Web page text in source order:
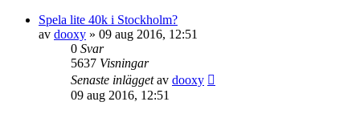
Spela lite 40k i Stockholm?
av dooxy » 09 aug 2016, 12:51
0 Svar
5637 Visningar
Senaste inläggetav dooxy
09 aug 2016, 12:51